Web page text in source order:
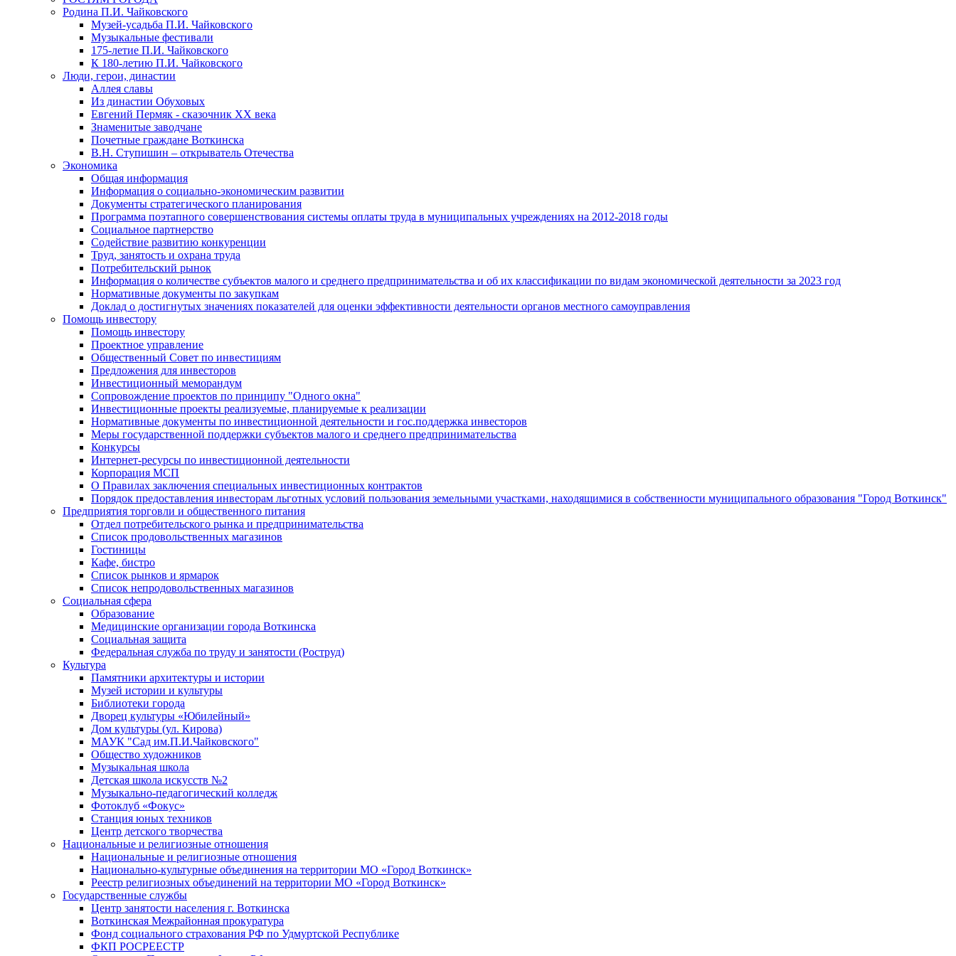
Родина П.И. Чайковского
Музей-усадьба П.И. Чайковского
Музыкальные фестивали
175-летие П.И. Чайковского
К 180-летию П.И. Чайковского
Люди, герои, династии
Аллея славы
Из династии Обуховых
Евгений Пермяк - сказочник XX века
Знаменитые заводчане
Почетные граждане Воткинска
В.Н. Ступишин – открыватель Отечества
Экономика
Общая информация
Информация о социально-экономическим развитии
Документы стратегического планирования
Программа поэтапного совершенствования системы оплаты труда в муниципальных учреждениях на 2012-2018 годы
Социальное партнерство
Содействие развитию конкуренции
Труд, занятость и охрана труда
Потребительский рынок
Информация о количестве субъектов малого и среднего предпринимательства и об их классификации по видам экономической деятельности за 2023 год
Нормативные документы по закупкам
Доклад о достигнутых значениях показателей для оценки эффективности деятельности органов местного самоуправления
Помощь инвестору
Помощь инвестору
Проектное управление
Общественный Совет по инвестициям
Предложения для инвесторов
Инвестиционный меморандум
Сопровождение проектов по принципу "Oдного окна"
Инвестиционные проекты реализуемые, планируемые к реализации
Нормативные документы по инвестиционной деятельности и гос.поддержка инвесторов
Меры государственной поддержки субъектов малого и среднего предпринимательства
Конкурсы
Интернет-ресурсы по инвестиционной деятельности
Корпорация МСП
О Правилах заключения специальных инвестиционных контрактов
Порядок предоставления инвесторам льготных условий пользования земельными участками, находящимися в собственности муниципального образования "Город Воткинск"
Предприятия торговли и общественного питания
Отдел потребительского рынка и предпринимательства
Список продовольственных магазинов
Гостиницы
Кафе, бистро
Cписок рынков и ярмарок
Список непродовольственных магазинов
Социальная сфера
Образование
Медицинские организации города Воткинска
Социальная защита
Федеральная служба по труду и занятости (Роструд)
Культура
Памятники архитектуры и истории
Музей истории и культуры
Библиотеки города
Дворец культуры «Юбилейный»
Дом культуры (ул. Кирова)
МАУК "Сад им.П.И.Чайковского"
Общество художников
Музыкальная школа
Детская школа искусств №2
Музыкально-педагогический колледж
Фотоклуб «Фокус»
Станция юных техников
Центр детского творчества
Национальные и религиозные отношения
Национальные и религиозные отношения
Национально-культурные объединения на территории МО «Город Воткинск»
Реестр религиозных объединений на территории МО «Город Воткинск»
Государственные службы
Центр занятости населения г. Воткинска
Воткинская Межрайонная прокуратура
Фонд социального страхования РФ по Удмуртской Республике
ФКП РОСРЕЕСТР